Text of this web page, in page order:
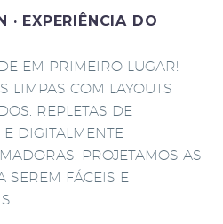
· EXPERIÊNCIA DO
EM PRIMEIRO LUGAR!
LIMPAS COM LAYOUTS
REPLETAS DE
E DIGITALMENTE
PROJETAMOS AS
SEREM FÁCEIS E